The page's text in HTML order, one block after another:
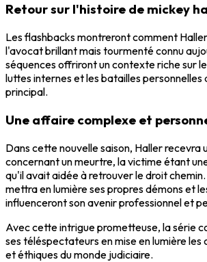
Retour sur l'histoire de mickey
Les flashbacks montreront comment
l'avocat brillant mais tourmenté connu
séquences offriront un contexte riche sur
luttes internes et les batailles personnelles
principal.
Une affaire complexe et
Dans cette nouvelle saison, Haller recevra
concernant un meurtre, la victime étant
qu'il avait aidée à retrouver le droit
mettra en lumière ses propres démons et
influenceront son avenir professionnel et
Avec cette intrigue prometteuse, la série
ses téléspectateurs en mise en lumière
et éthiques du monde judiciaire.